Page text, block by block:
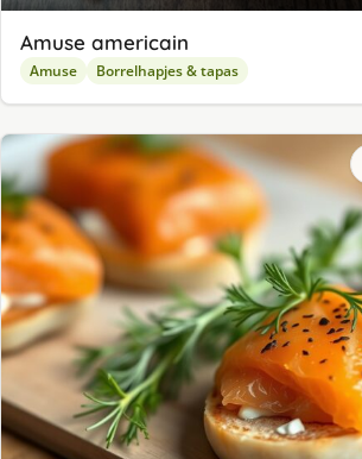
Amuse americain
Amuse Borrelhapjes & tapas